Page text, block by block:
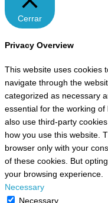
Cerrar
Privacy Overview
This website uses cookies
navigate through the
categorized as necessary
essential for the working
also use third-party
how you use this website.
browser only with your
of these cookies. But
your browsing experience.
Necessary
Necessary